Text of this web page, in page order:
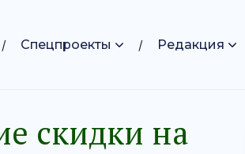
Спецпроекты Редакция
скидки на